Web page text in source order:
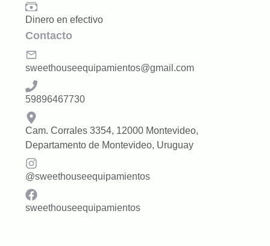
Dinero en efectivo
Contacto
sweethouseequipamientos@gmail.com
59896467730
Cam. Corrales 3354, 12000 Montevideo,
Departamento de Montevideo, Uruguay
@sweethouseequipamientos
sweethouseequipamientos